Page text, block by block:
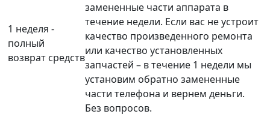
1 неделя -
полный
возврат средств
замененные части аппарата в
течение недели. Если вас не устроит
качество произведенного ремонта
или качество установленных
запчастей – в течение 1 недели мы
установим обратно замененные
части телефона и вернем деньги.
Без вопросов.